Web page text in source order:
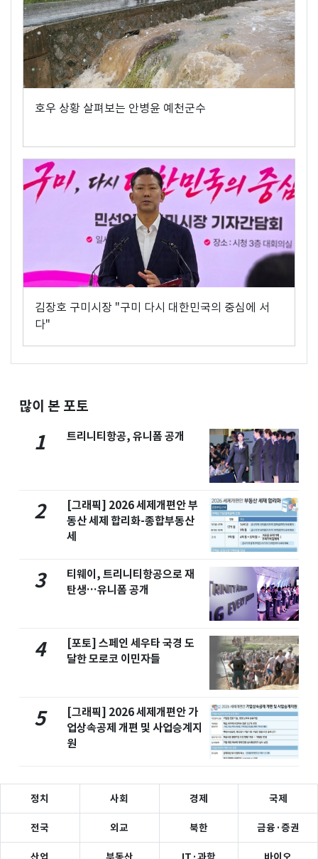
호우 상황 살펴보는 안병윤 예천군수
김장호 구미시장 "구미 다시 대한민국의 중심에 서
다"
많이 본 포토
1 트리니티항공, 유니폼 공개
2
[그래픽] 2026 세제개편안 부
동산 세제 합리화-종합부동산
세
3
티웨이, 트리니티항공으로 재
탄생…유니폼 공개
4
[포토] 스페인 세우타 국경 도
달한 모로코 이민자들
5
[그래픽] 2026 세제개편안 가
업상속공제 개편 및 사업승계지
원
정치 사회 경제 국제
전국 외교 북한 금융·증권